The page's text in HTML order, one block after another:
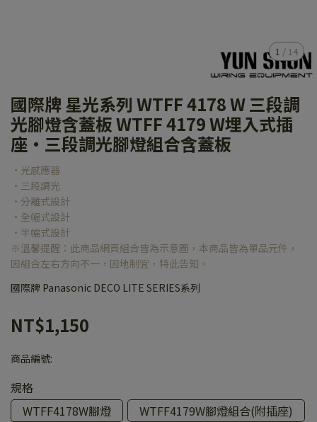
1 / 14
國際牌 星光系列 WTFF 4178 W 三段調
光腳燈含蓋板 WTFF 4179 W埋入式插
座・三段調光腳燈組合含蓋板
•光感應器
•三段調光
•分離式設計
•全幅式設計
•半幅式設計
※溫馨提醒：此商品網頁組合皆為示意圖，本商品皆為單品元件，
因組合左右方向不一，因地制宜，特此告知。
國際牌 Panasonic DECO LITE SERIES系列
NT$1,150
商品編號:
規格
WTFF4178W腳燈
WTFF4179W腳燈組合(附插座)